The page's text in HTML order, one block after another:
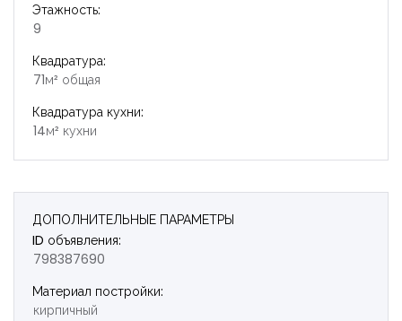
Этажность:
9
Квадратура:
71м² общая
Квадратура кухни:
14м² кухни
ДОПОЛНИТЕЛЬНЫЕ ПАРАМЕТРЫ
ID объявления:
798387690
Материал постройки:
кирпичный